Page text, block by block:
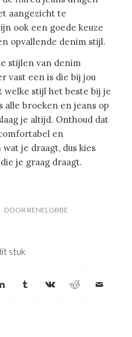
aangezicht te
ook een goede keuze
opvallende denim stijl.
stijlen van denim
vast een is die bij jou
welke stijl het beste bij je
alle broeken en jeans op
je altijd. Onthoud dat
en
je draagt, dus kies
je graag draagt.
DOOR RENELOBBE
stuk